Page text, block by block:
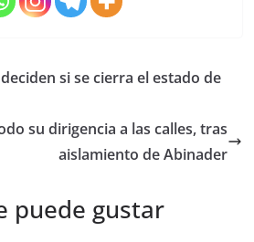
si se cierra el estado de
su dirigencia a las calles, tras
aislamiento de Abinader
puede gustar